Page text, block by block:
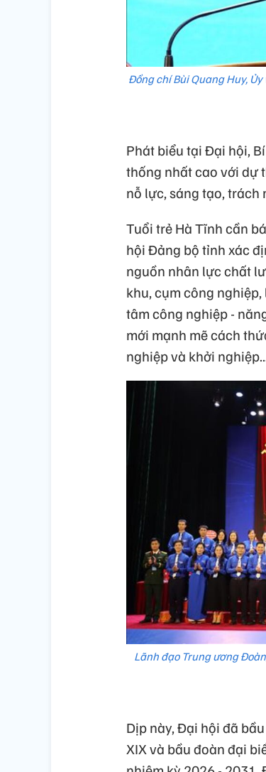
Đồng chí Bùi Quang Huy,
Phát biểu tại Đại hội,
thống nhất cao với dự
nỗ lực, sáng tạo,
Tuổi trẻ Hà Tĩnh cần
hội Đảng bộ tỉnh xác
nguồn nhân lực chất
khu, cụm công
tâm công nghiệp -
mới mạnh mẽ cách
nghiệp và khởi
Lãnh đạo Trung ương
Dịp này, Đại hội đã
XIX và bầu đoàn đại